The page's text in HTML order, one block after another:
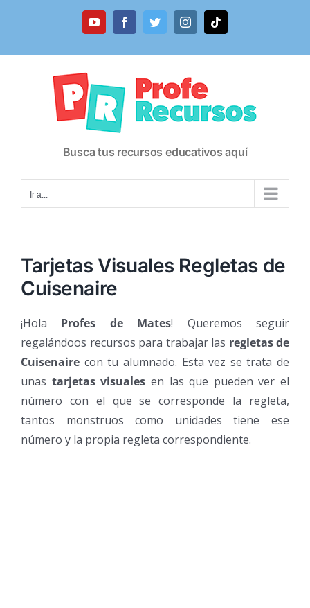
YouTubeFacebookTwitterInstagramTiktok
Busca tus recursos educativos aquí
Ir a...
Tarjetas Visuales Regletas de
Cuisenaire
¡Hola Profes de Mates! Queremos seguir
regalándoos recursos para trabajar las regletas de
Cuisenaire con tu alumnado. Esta vez se trata de
unas tarjetas visuales en las que pueden ver el
número con el que se corresponde la regleta,
tantos monstruos como unidades tiene ese
número y la propia regleta correspondiente.